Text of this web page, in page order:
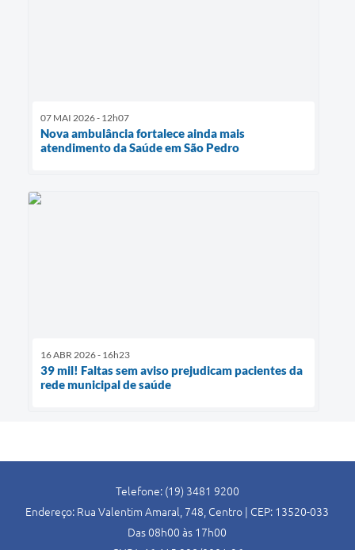
07 MAI 2026 - 12h07
Nova ambulância fortalece ainda mais
atendimento da Saúde em São Pedro
16 ABR 2026 - 16h23
39 mil! Faltas sem aviso prejudicam pacientes da
rede municipal de saúde
Telefone: (19) 3481 9200
Endereço: Rua Valentim Amaral, 748, Centro | CEP: 13520-033
Das 08h00 às 17h00